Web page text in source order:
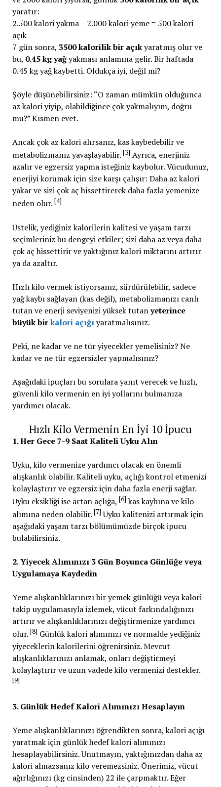
yaratır:
2.500 kalori yakma – 2.000 kalori yeme = 500 kalori
açık
7 gün sonra, 3500 kalorilik bir açıkyaratmış olur ve
bu, 0.45 kg yağyakması anlamına gelir. Bir haftada
0.45 kg yağ kaybetti. Oldukça iyi, değil mi?
Şöyle düşünebilirsiniz: “O zaman mümkün olduğunca
az kalori yiyip, olabildiğince çok yakmalıyım, doğru
mu?” Kısmen evet.
Ancak çok az kalori alırsanız, kas kaybedebilir ve
metabolizmanız yavaşlayabilir. [3] Ayrıca, enerjiniz
azalır ve egzersiz yapma isteğiniz kaybolur. Vücudunuz,
enerjiyi korumak için size karşı çalışır: Daha az kalori
yakar ve sizi çok aç hissettirerek daha fazla yemenize
neden olur. [4]
Üstelik, yediğiniz kalorilerin kalitesi ve yaşam tarzı
seçimleriniz bu dengeyi etkiler; sizi daha az veya daha
çok aç hissettirir ve yaktığınız kalori miktarını artırır
ya da azaltır.
Hızlı kilo vermek istiyorsanız, sürdürülebilir, sadece
yağ kaybı sağlayan (kas değil), metabolizmanızı canlı
tutan ve enerji seviyenizi yüksek tutanyeterince
büyük birkalori açığıyaratmalısınız.
Peki, ne kadar ve ne tür yiyecekler yemelisiniz? Ne
kadar ve ne tür egzersizler yapmalısınız?
Aşağıdaki ipuçları bu sorulara yanıt verecek ve hızlı,
güvenli kilo vermenin en iyi yollarını bulmanıza
yardımcı olacak.
Hızlı Kilo Vermenin En İyi 10 İpucu
1. Her Gece 7-9 Saat Kaliteli Uyku Alın
Uyku, kilo vermenize yardımcı olacak en önemli
alışkanlık olabilir. Kaliteli uyku, açlığı kontrol etmenizi
kolaylaştırır ve egzersiz için daha fazla enerji sağlar.
Uyku eksikliği ise artan açlığa, [6] kas kaybına ve kilo
alımına neden olabilir. [7] Uyku kalitenizi artırmak için
aşağıdaki yaşam tarzı bölümümüzde birçok ipucu
bulabilirsiniz.
2. Yiyecek Alımınızı 3 Gün Boyunca Günlüğe veya
Uygulamaya Kaydedin
Yeme alışkanlıklarınızı bir yemek günlüğü veya kalori
takip uygulamasıyla izlemek, vücut farkındalığınızı
artırır ve alışkanlıklarınızı değiştirmenize yardımcı
olur. [8] Günlük kalori alımınızı ve normalde yediğiniz
yiyeceklerin kalorilerini öğrenirsiniz. Mevcut
alışkanlıklarınızı anlamak, onları değiştirmeyi
kolaylaştırır ve uzun vadede kilo vermenizi destekler.
[9]
3. Günlük Hedef Kalori Alımınızı Hesaplayın
Yeme alışkanlıklarınızı öğrendikten sonra, kalori açığı
yaratmak için günlük hedef kalori alımınızı
hesaplayabilirsiniz. Unutmayın, yaktığınızdan daha az
kalori almazsanız kilo veremezsiniz. Önerimiz, vücut
ağırlığınızı (kg cinsinden) 22 ile çarpmaktır. Eğer